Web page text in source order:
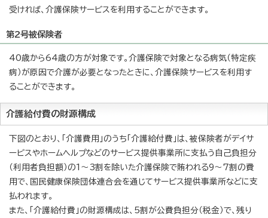
受ければ、介護保険サービスを利用することができます。
第2号被保険者
40歳から64歳の方が対象です。介護保険で対象となる病気（特定疾
病）が原因で介護が必要となったときに、介護保険サービスを利用す
ることができます。
介護給付費の財源構成
下図のとおり、「介護費用」のうち「介護給付費」は、被保険者がデイサ
ービスやホームヘルプなどのサービス提供事業所に支払う自己負担分
（利用者負担額）の1～3割を除いた介護保険で賄われる9～7割の費
用で、国民健康保険団体連合会を通じてサービス提供事業所などに支
払われます。
また、「介護給付費」の財源構成は、5割が公費負担分（税金）で、残り